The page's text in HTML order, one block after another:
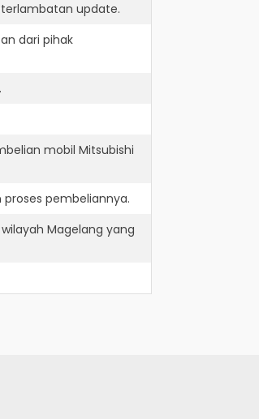
update.
dari pihak
mobil Mitsubishi
pembeliannya.
Magelang yang